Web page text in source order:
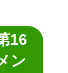
16
ン